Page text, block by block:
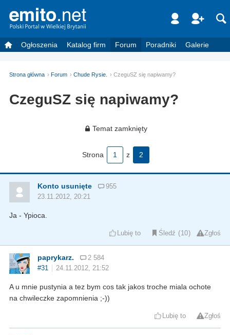
Ogłoszenia Katalog firm Forum Poradniki Galerie
Strona główna Forum Chude Rysie. CzeguSZ się napiwamy?
CzeguSZ się napiwamy?
Temat zamknięty
Strona 1 z 2
Konto usunięte
955
23.11.2012, 20:21
Ja - Ypioca.
Lubię to Śledź 10 Zgłoś
paprykarz.
2 584
#31
24.11.2012, 21:52
A u mnie pustynia a tez bym cos tak jakos troche miala ochote
na chwileczke zapomnienia ;-))
Lubię to Zgłoś